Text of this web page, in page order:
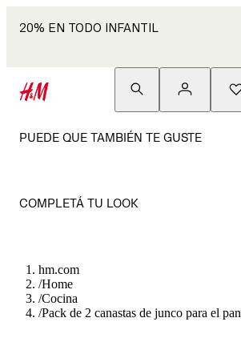
20% EN TODO INFANTIL
PUEDE QUE TAMBIÉN TE GUSTE
COMPLETÁ TU LOOK
hm.com
/Home
/Cocina
/Pack de 2 canastas de junco para el pan